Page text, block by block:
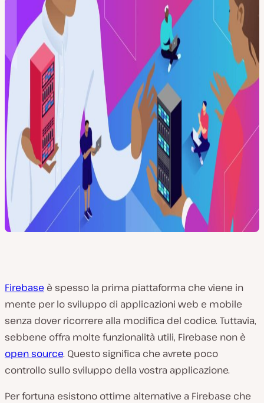
Firebase è spesso la prima piattaforma che viene in
mente per lo sviluppo di applicazioni web e mobile
senza dover ricorrere alla modifica del codice. Tuttavia,
sebbene offra molte funzionalità utili, Firebase non è
open source. Questo significa che avrete poco
controllo sullo sviluppo della vostra applicazione.
Per fortuna esistono ottime alternative a Firebase che